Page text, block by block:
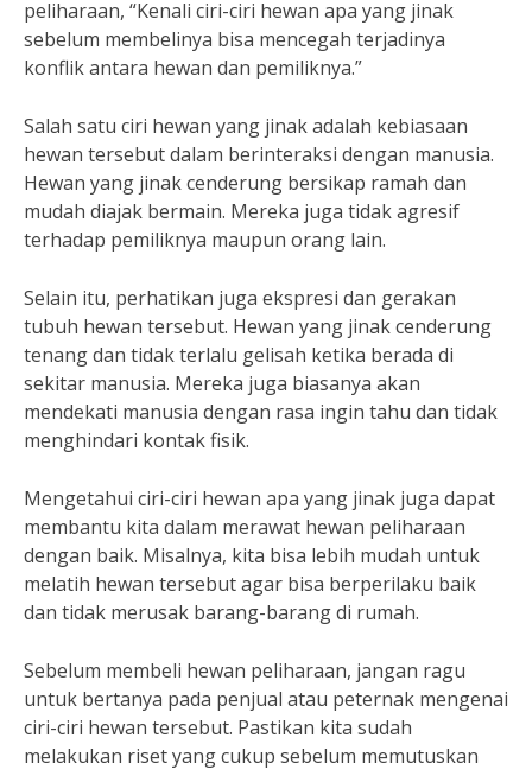
peliharaan, “Kenali ciri-ciri hewan apa yang jinak
sebelum membelinya bisa mencegah terjadinya
konflik antara hewan dan pemiliknya.”
Salah satu ciri hewan yang jinak adalah kebiasaan
hewan tersebut dalam berinteraksi dengan manusia.
Hewan yang jinak cenderung bersikap ramah dan
mudah diajak bermain. Mereka juga tidak agresif
terhadap pemiliknya maupun orang lain.
Selain itu, perhatikan juga ekspresi dan gerakan
tubuh hewan tersebut. Hewan yang jinak cenderung
tenang dan tidak terlalu gelisah ketika berada di
sekitar manusia. Mereka juga biasanya akan
mendekati manusia dengan rasa ingin tahu dan tidak
menghindari kontak fisik.
Mengetahui ciri-ciri hewan apa yang jinak juga dapat
membantu kita dalam merawat hewan peliharaan
dengan baik. Misalnya, kita bisa lebih mudah untuk
melatih hewan tersebut agar bisa berperilaku baik
dan tidak merusak barang-barang di rumah.
Sebelum membeli hewan peliharaan, jangan ragu
untuk bertanya pada penjual atau peternak mengenai
ciri-ciri hewan tersebut. Pastikan kita sudah
melakukan riset yang cukup sebelum memutuskan